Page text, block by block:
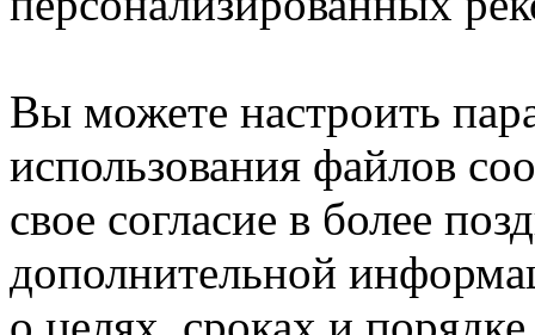
Вы можете настроить
использования файлов
свое согласие в более
дополнительной